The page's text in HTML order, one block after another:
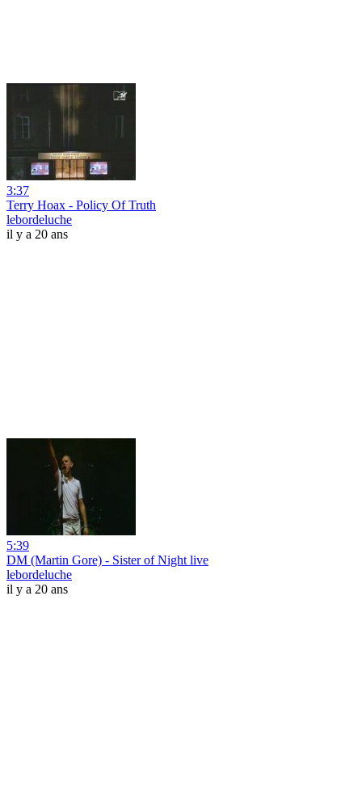
3:37
Terry Hoax - Policy Of Truth
lebordeluche
il y a 20 ans
5:39
DM (Martin Gore) - Sister of Night live
lebordeluche
il y a 20 ans